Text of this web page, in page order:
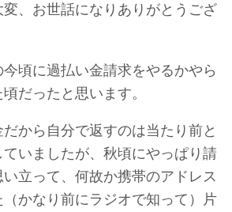
、お世話になりありがとうござ
頃に過払い金請求をやるかやら
だったと思います。
から自分で返すのは当たり前と
いましたが、秋頃にやっぱり請
立って、何故か携帯のアドレス
かなり前にラジオで知って）片